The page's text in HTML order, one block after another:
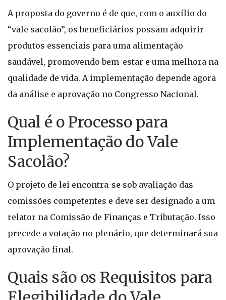
A proposta do governo é de que, com o auxílio do
“vale sacolão”, os beneficiários possam adquirir
produtos essenciais para uma alimentação
saudável, promovendo bem-estar e uma melhora na
qualidade de vida. A implementação depende agora
da análise e aprovação no Congresso Nacional.
Qual é o Processo para
Implementação do Vale
Sacolão?
O projeto de lei encontra-se sob avaliação das
comissões competentes e deve ser designado a um
relator na Comissão de Finanças e Tributação. Isso
precede a votação no plenário, que determinará sua
aprovação final.
Quais são os Requisitos para